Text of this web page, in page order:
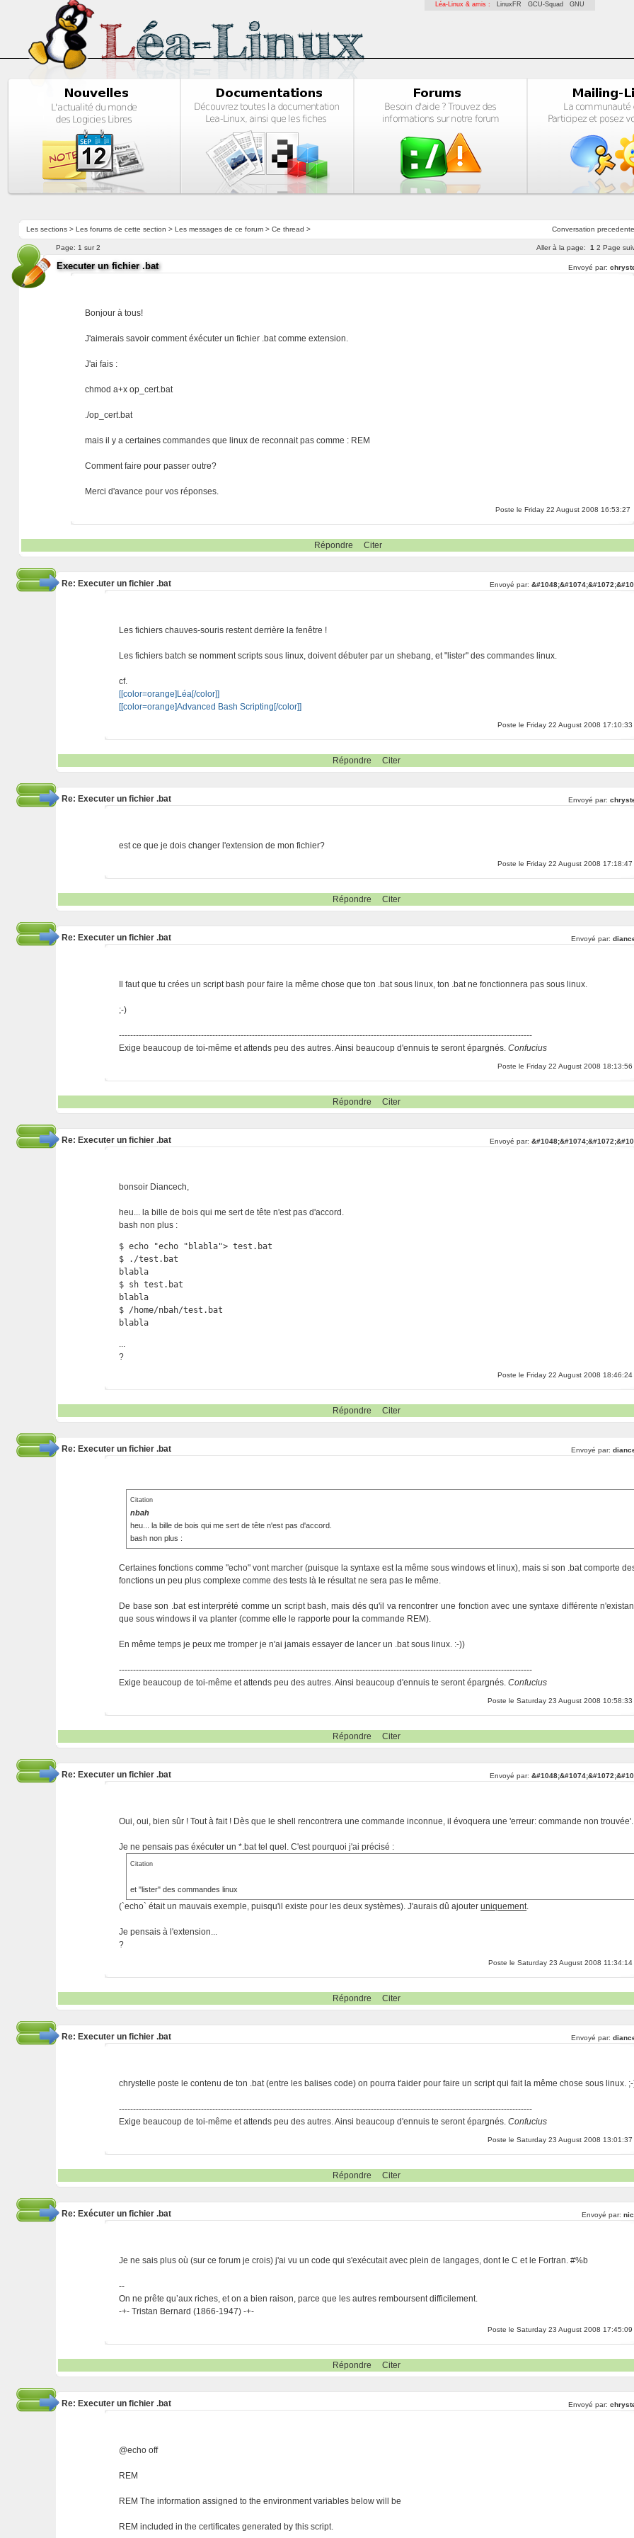
Léa-Linux & amis : LinuxFR GCU-Squad GNU
Conversation precedente
Les sections> Les forums de cette section > Les messages de ce forum> Ce thread >
Aller à la page: 1 2 Page
Page: 1 sur 2
Executer un fichier .bat Envoyé par:
Bonjour à tous!
J'aimerais savoir comment éxécuter un fichier .bat comme extension.
J'ai fais :
chmod a+x op_cert.bat
./op_cert.bat
mais il y a certaines commandes que linux de reconnait pas comme : REM
Comment faire pour passer outre?
Merci d'avance pour vos réponses.
Poste le Friday 22 August 2008 16:53:27
Répondre Citer
Re: Executer un fichier .bat Envoyé par:
Les fichiers chauves-souris restent derrière la fenêtre !
Les fichiers batch se nomment scripts sous linux, doivent débuter par un shebang, et "lister" des commandes linux.
cf.
[[color=orange]Léa[/color]]
[[color=orange]Advanced Bash Scripting[/color]]
Poste le Friday 22 August 2008 17:10:33
Répondre Citer
Re: Executer un fichier .bat Envoyé par:
est ce que je dois changer l'extension de mon fichier?
Poste le Friday 22 August 2008 17:18:47
Répondre Citer
Re: Executer un fichier .bat Envoyé par:
Il faut que tu crées un script bash pour faire la même chose que ton .bat sous linux, ton .bat ne fonctionnera pas sous linux.
;-)
--------------------------------------------------------------------------------------------------------------------------------------------------
Exige beaucoup de toi-même et attends peu des autres. Ainsi beaucoup d'ennuis te seront épargnés.Confucius
Poste le Friday 22 August 2008 18:13:56
Répondre Citer
Re: Executer un fichier .bat Envoyé par:
bonsoir Diancech,
heu... la bille de bois qui me sert de tête n'est pas d'accord.
bash non plus :
$ echo "echo "blabla"> test.bat
$ ./test.bat
blabla
$ sh test.bat
blabla
$ /home/nbah/test.bat
blabla
...
?
Poste le Friday 22 August 2008 18:46:24
Répondre Citer
Re: Executer un fichier .bat Envoyé par:
Citation
nbah
heu... la bille de bois qui me sert de tête n'est pas d'accord.
bash non plus :
Certaines fonctions comme "echo" vont marcher (puisque la syntaxe est la même sous windows et linux), mais si son .bat comporte
fonctions un peu plus complexe comme des tests là le résultat ne sera pas le même.
De base son .bat est interprété comme un script bash, mais dés qu'il va rencontrer une fonction avec une syntaxe différente
que sous windows il va planter (comme elle le rapporte pour la commande REM).
En même temps je peux me tromper je n'ai jamais essayer de lancer un .bat sous linux. :-))
--------------------------------------------------------------------------------------------------------------------------------------------------
Exige beaucoup de toi-même et attends peu des autres. Ainsi beaucoup d'ennuis te seront épargnés.Confucius
Poste le Saturday 23 August 2008 10:58:33
Répondre Citer
Re: Executer un fichier .bat Envoyé par:
Oui, oui, bien sûr ! Tout à fait ! Dès que le shell rencontrera une commande inconnue, il évoquera une 'erreur: commande non trouvée'.
Je ne pensais pas éxécuter un *.bat tel quel. C'est pourquoi j'ai précisé :
Citation
et "lister" des commandes linux
(`echo` était un mauvais exemple, puisqu'il existe pour les deux systèmes). J'aurais dû ajouteruniquement.
Je pensais à l'extension...
?
Poste le Saturday 23 August 2008 11:34:14
Répondre Citer
Re: Executer un fichier .bat Envoyé par:
chrystelle poste le contenu de ton .bat (entre les balises code) on pourra t'aider pour faire un script qui fait la même chose sous linux.
--------------------------------------------------------------------------------------------------------------------------------------------------
Exige beaucoup de toi-même et attends peu des autres. Ainsi beaucoup d'ennuis te seront épargnés.Confucius
Poste le Saturday 23 August 2008 13:01:37
Répondre Citer
Re: Exécuter un fichier .bat Envoyé par:
Je ne sais plus où (sur ce forum je crois) j'ai vu un code qui s'exécutait avec plein de langages, dont le C et le Fortran. #%b
--
On ne prête qu’aux riches, et on a bien raison, parce que les autres remboursent difficilement.
-+- Tristan Bernard (1866-1947) -+-
Poste le Saturday 23 August 2008 17:45:09
Répondre Citer
Re: Executer un fichier .bat Envoyé par:
@echo off
REM
REM The information assigned to the environment variables below will be
REM included in the certificates generated by this script.